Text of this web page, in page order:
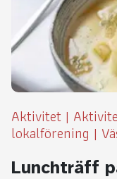
Aktivitet |
lokalförening |
Lunchträff